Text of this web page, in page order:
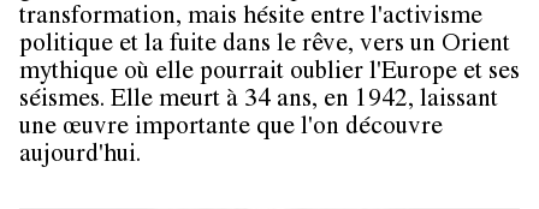
transformation, mais hésite entre l'activisme
politique et la fuite dans le rêve, vers un Orient
mythique où elle pourrait oublier l'Europe et ses
séismes. Elle meurt à 34 ans, en 1942, laissant
une œuvre importante que l'on découvre
aujourd'hui.